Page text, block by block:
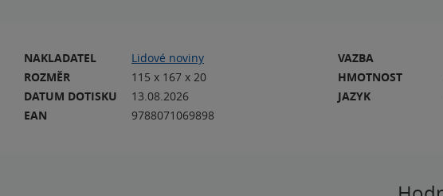
NAKLADATEL
Lidové noviny
ROZMĚR
115 x 167 x 20
DATUM DOTISKU
13.08.2026
EAN
9788071069898
VAZBA
HMOTNOST
JAZYK